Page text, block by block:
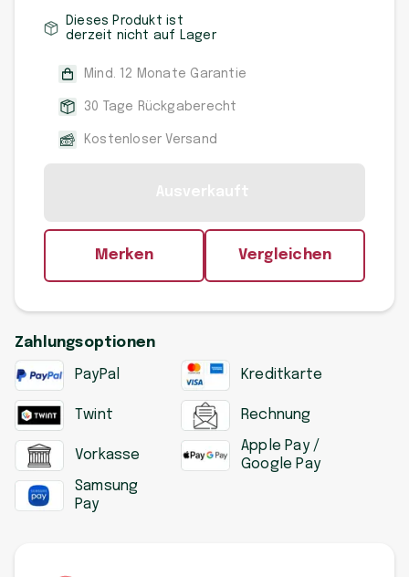
Dieses Produkt ist
derzeit nicht auf Lager
Mind. 12 Monate Garantie
30 Tage Rückgaberecht
Kostenloser Versand
Merken Vergleichen
Zahlungsoptionen
PayPal Kreditkarte
Twint Rechnung
Vorkasse
Apple Pay /
Google Pay
Samsung
Pay